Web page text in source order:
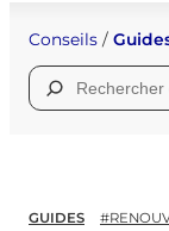
Conseils /
GUIDES